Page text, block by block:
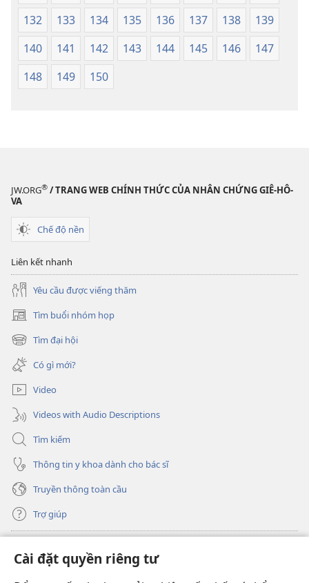
Cài đặt quyền riêng tư
132
133 134 135 136 137 138
139
140
141 142 143 144 145 146
147
148
149 150
JW.ORG® / TRANG WEB CHÍNH THỨC CỦA NHÂN CHỨNG GIÊ-HÔ-
VA
Chế độ nền
Liên kết nhanh
Yêu cầu được viếng thăm
Tìm buổi nhóm họp
(mở
cửa
sổ
mới)
Tìm đại hội
(mở
cửa
sổ
mới)
Có gì mới?
Video
Videos with Audio Descriptions
Tìm kiếm
Thông tin y khoa dành cho bác sĩ
Truyền thông toàn cầu
Trợ giúp
(mở
cửa